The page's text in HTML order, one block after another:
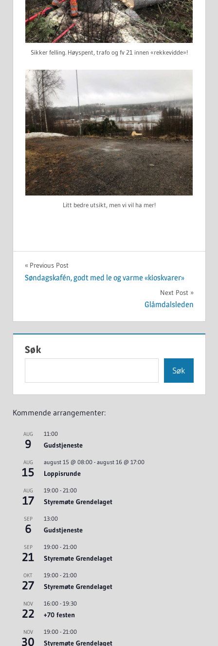
Sikker felling. Høyspent, trafo og fv 21 innen «rekkevidde»!
Litt bedre utsikt, men vi vil ha mer!
UKATEGORISERT
Innleggsnavigasjon
Previous Post
Søndagskafén, godt med le og varme «kioskvarer»
Next Post
Glåmdalsleden
Søk
Søk
Kommende arrangementer:
AUG
9
11:00
Gudstjeneste
AUG
15
august 15 @ 08:00- august 16 @ 17:00
Loppisrunde
AUG
17
19:00- 21:00
Styremøte Grendelaget
SEP
6
13:00
Gudstjeneste
SEP
21
19:00- 21:00
Styremøte Grendelaget
OKT
27
19:00- 21:00
Styremøte Grendelaget
NOV
22
16:00- 19:30
+70 festen
NOV
30
19:00- 21:00
Styremøte Grendelaget